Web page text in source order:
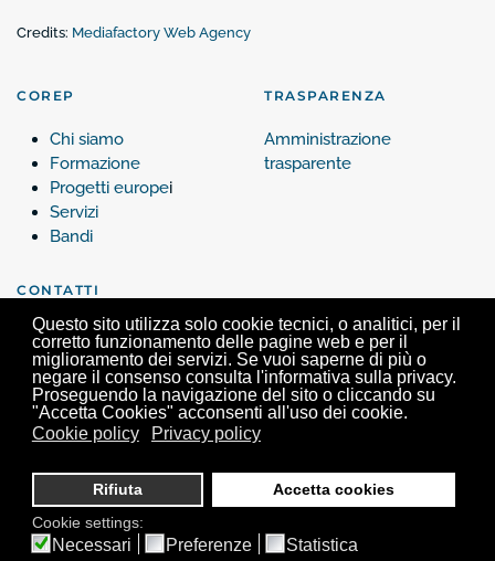
Questo sito utilizza solo cookie tecnici, o analitici, per il
corretto funzionamento delle pagine web e per il
miglioramento dei servizi. Se vuoi saperne di più o
negare il consenso consulta l'informativa sulla privacy.
Proseguendo la navigazione del sito o cliccando su
"Accetta Cookies" acconsenti all'uso dei cookie.
Cookie policy
Privacy policy
Rifiuta
Accetta cookies
Cookie settings:
Necessari Preferenze Statistica
Credits: Mediafactory Web Agency
COREP
Chi siamo
Formazione
Progetti europei
Servizi
Bandi
TRASPARENZA
Amministrazione
trasparente
CONTATTI
Contattaci
Corep, Via Verdi 25 - 10124 Torino - Tel. +39 011 63.99.200 -